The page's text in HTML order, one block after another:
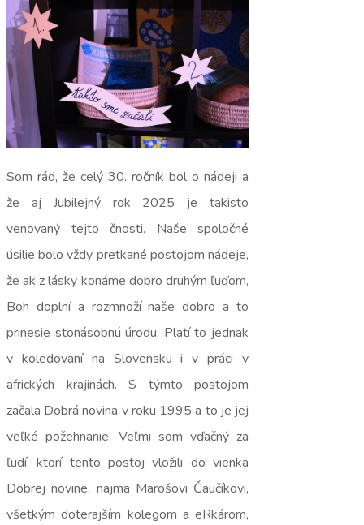
Som rád, že celý 30. ročník bol o nádeji a
že aj Jubilejný rok 2025 je takisto
venovaný tejto čnosti. Naše spoločné
úsilie bolo vždy pretkané postojom nádeje,
že ak z lásky konáme dobro druhým ľuďom,
Boh doplní a rozmnoží naše dobro a to
prinesie stonásobnú úrodu. Platí to jednak
v koledovaní na Slovensku i v práci v
afrických krajinách. S týmto postojom
začala Dobrá novina v roku 1995 a to je jej
veľké požehnanie. Veľmi som vďačný za
ľudí, ktorí tento postoj vložili do vienka
Dobrej novine, najmä Marošovi Čaučíkovi,
všetkým doterajším kolegom a eRkárom,